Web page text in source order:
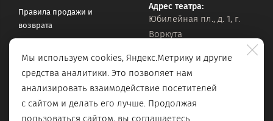
Правила продажи и
возврата
Оставить обращение
Адрес театра:
Юбилейная пл., д. 1, г.
Воркута
Официальная почта:
vorkteatrdr@mail.ru
Мы используем cookies, Яндекс.Метрику и другие
средства аналитики. Это позволяет нам
анализировать взаимодействие посетителей
с сайтом и делать его лучше. Продолжая
пользоваться сайтом, вы соглашаетесь